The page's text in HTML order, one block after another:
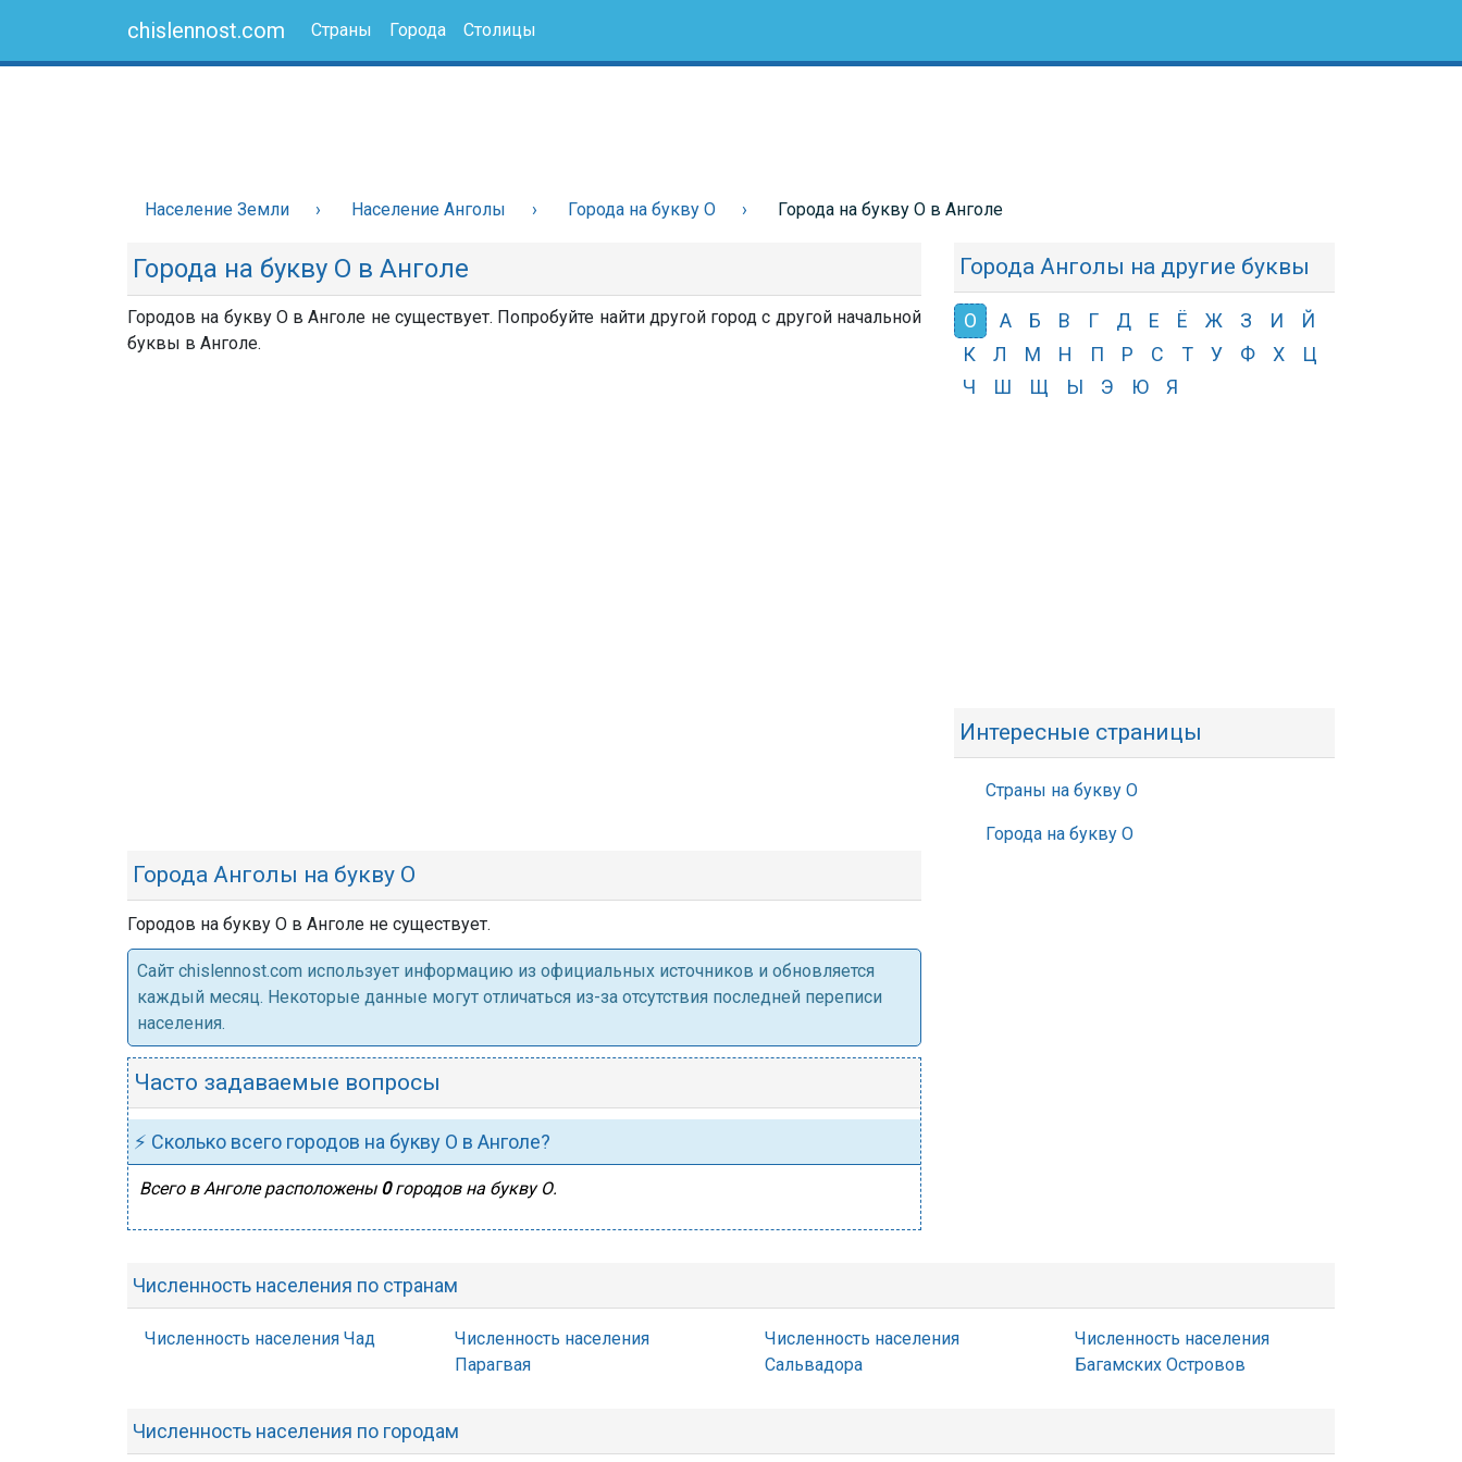
chislennost.com Страны Города Столицы
Население Земли Население Анголы Города на букву О Города на букву О в Анголе
Города на букву О в Анголе
Городов на букву О в Анголе не существует. Попробуйте найти другой город с другой начальной
буквы в Анголе.
Города Анголы на букву О
Городов на букву О в Анголе не существует.
Cайт chislennost.com использует информацию из официальных источников и обновляется
каждый месяц. Некоторые данные могут отличаться из-за отсутствия последней переписи
населения.
Часто задаваемые вопросы
⚡ Сколько всего городов на букву О в Анголе?
Всего в Анголе расположены 0городов на букву О.
Города Анголы на другие буквы
О А Б В Г Д Е Ё Ж З И
Й
К
Л М Н П Р С Т У Ф Х
Ц
Ч
Ш Щ Ы Э Ю Я
Интересные страницы
Страны на букву О
Города на букву О
Численность населения по странам
Численность населения Чад
Численность населения
Парагвая
Численность населения
Сальвадора
Численность населения
Багамских Островов
Численность населения по городам